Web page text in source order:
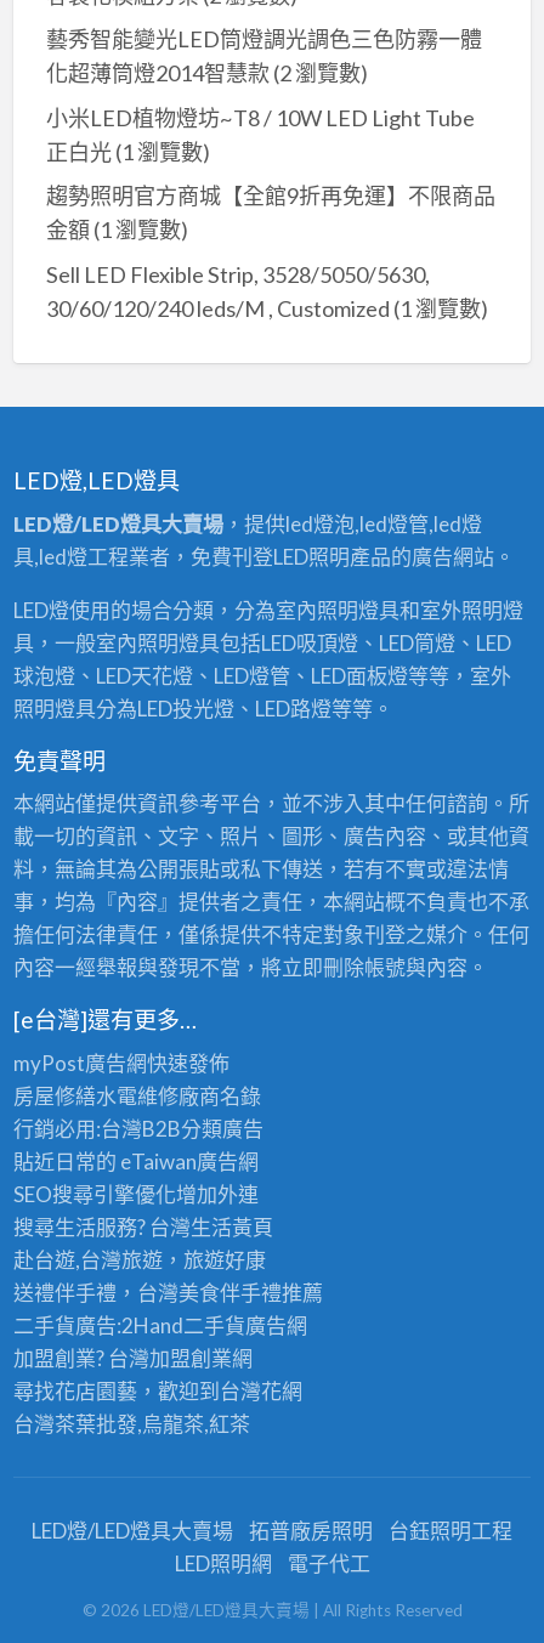
藝秀智能變光LED筒燈調光調色三色防霧一體
化超薄筒燈2014智慧款 (2 瀏覽數)
小米LED植物燈坊~T8 / 10W LED Light Tube
正白光(1 瀏覽數)
趨勢照明官方商城【全館9折再免運】不限商品
金額(1 瀏覽數)
Sell LED Flexible Strip, 3528/5050/5630,
30/60/120/240 leds/M , Customized (1 瀏覽數)
LED燈,LED燈具
LED燈/LED燈具大賣場，提供led燈泡,led燈管,led燈
具,led燈工程業者，免費刊登LED照明產品的廣告網站。
LED燈使用的場合分類，分為室內照明燈具和室外照明燈
具，一般室內照明燈具包括LED吸頂燈、LED筒燈、LED
球泡燈、LED天花燈、LED燈管、LED面板燈等等，室外
照明燈具分為LED投光燈、LED路燈等等。
免責聲明
本網站僅提供資訊參考平台，並不涉入其中任何諮詢。所
載一切的資訊、文字、照片、圖形、廣告內容、或其他資
料，無論其為公開張貼或私下傳送，若有不實或違法情
事，均為『內容』提供者之責任，本網站概不負責也不承
擔任何法律責任，僅係提供不特定對象刊登之媒介。任何
內容一經舉報與發現不當，將立即刪除帳號與內容。
[e台灣]還有更多…
myPost廣告網快速發佈
房屋修繕水電維修廠商名錄
行銷必用:台灣B2B分類廣告
貼近日常的 eTaiwan廣告網
SEO搜尋引擎優化增加外連
搜尋生活服務? 台灣生活黃頁
赴台遊,台灣旅遊，旅遊好康
送禮伴手禮，台灣美食伴手禮推薦
二手貨廣告:2Hand二手貨廣告網
加盟創業? 台灣加盟創業網
尋找花店園藝，歡迎到台灣花網
台灣茶葉批發,烏龍茶,紅茶
LED燈/LED燈具大賣場 拓普廠房照明
台鈺照明工程
LED照明網
電子代工
© 2026 LED燈/LED燈具大賣場 | All Rights Reserved